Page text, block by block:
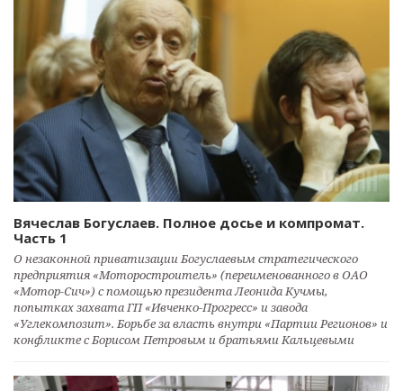
Вячеслав Богуслаев. Полное досье и компромат.
Часть 1
О незаконной приватизации Богуслаевым стратегического
предприятия «Моторостроитель» (переименованного в ОАО
«Мотор-Сич») с помощью президента Леонида Кучмы,
попытках захвата ГП «Ивченко-Прогресс» и завода
«Углекомпозит». Борьбе за власть внутри «Партии Регионов» и
конфликте с Борисом Петровым и братьями Кальцевыми